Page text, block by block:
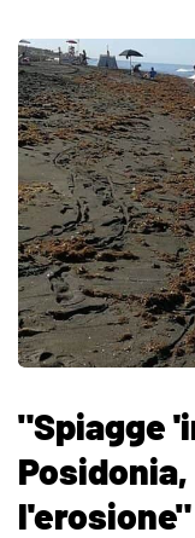
"Spiagge
l'erosione"